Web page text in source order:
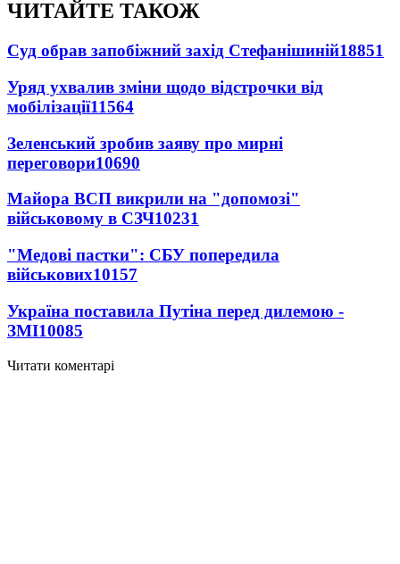
ЧИТАЙТЕ ТАКОЖ
Суд обрав запобіжний захід Стефанішиній18851
Уряд ухвалив зміни щодо відстрочки від
мобілізації11564
Зеленський зробив заяву про мирні
переговори10690
Майора ВСП викрили на "допомозі"
військовому в СЗЧ10231
"Медові пастки": СБУ попередила
військових10157
Україна поставила Путіна перед дилемою -
ЗМІ10085
Читати коментарі